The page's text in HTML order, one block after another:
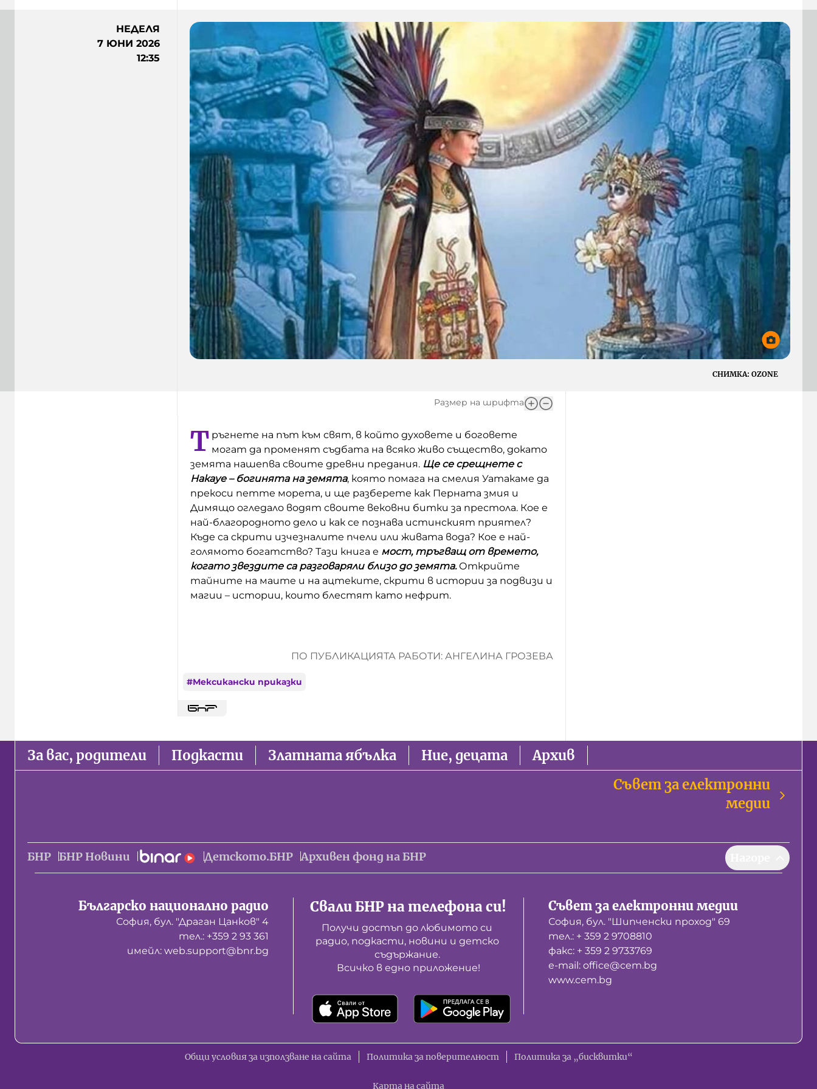
НЕДЕЛЯ
7 ЮНИ 2026
12:35
СНИМКА: OZONE
Размер на шрифта
Т ръгнете на път към свят, в който духовете и боговете
могат да променят съдбата на всяко живо същество, докато
земята нашепва своите древни предания. Ще се срещнете с
Накауе – богинята на земята, която помага на смелия Уатакаме да
прекоси петте морета, и ще разберете как Перната змия и
Димящо огледало водят своите вековни битки за престола. Кое е
най-благородното дело и как се познава истинският приятел?
Къде са скрити изчезналите пчели или живата вода? Кое е най-
голямото богатство? Тази книга е мост, тръгващ от времето,
когато звездите са разговаряли близо до земята.Открийте
тайните на маите и на ацтеките, скрити в истории за подвизи и
магии – истории, които блестят като нефрит.
ПО ПУБЛИКАЦИЯТА РАБОТИ: АНГЕЛИНА ГРОЗЕВА
#Мексикански приказки
За вас, родители Подкасти Златната ябълка Ние, децата
Архив
Съвет за електронни
медии
БНР БНР Новини Детското.БНР Архивен фонд на БНР
Българско национално радио
София, бул. "Драган Цанков" 4
тел.: +359 2 93 361
имейл: web.support@bnr.bg
Свали БНР на телефона си!
Получи достъп до любимото си
радио, подкасти, новини и детско
съдържание.
Всичко в едно приложение!
Съвет за електронни медии
София, бул. "Шипченски проход" 69
тел.: + 359 2 9708810
факс: + 359 2 9733769
е-mail: office@cem.bg
www.cem.bg
Общи условия за използване на сайта Политика за поверителност Политика за „бисквитки“
Карта на сайта